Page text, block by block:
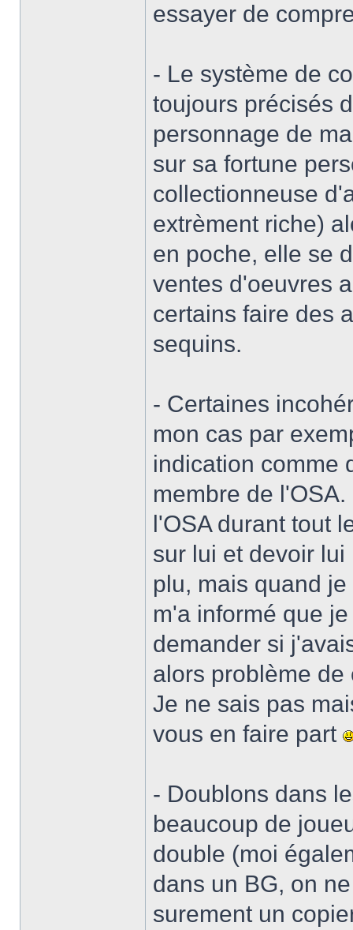
essayer de
- Le système de
toujours précisés
personnage de
sur sa fortune
collectionneuse
extrèment riche)
en poche, elle se
ventes d'oeuvres
certains faire des
sequins.
- Certaines
mon cas par
indication comme
membre de
l'OSA durant tout
sur lui et devoir
plu, mais quand
m'a informé que
demander si
alors problème
Je ne sais pas
vous en faire part
- Doublons dans
beaucoup de
double (moi
dans un BG, on
surement un